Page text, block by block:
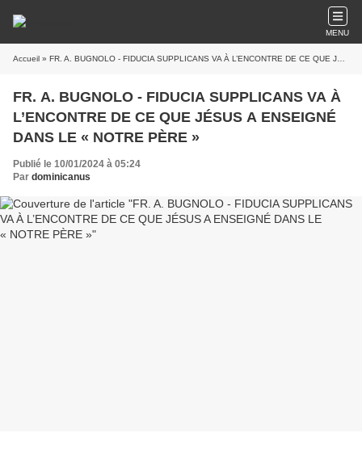
MENU
Accueil » FR. A. BUGNOLO - FIDUCIA SUPPLICANS VA À L’ENCONTRE DE CE QUE JÉSUS A ENSEIGNÉ DANS LE « NOTRE PÈRE »
FR. A. BUGNOLO - FIDUCIA SUPPLICANS VA À
L’ENCONTRE DE CE QUE JÉSUS A ENSEIGNÉ
DANS LE « NOTRE PÈRE »
Publié le 10/01/2024 à 05:24
Par dominicanus